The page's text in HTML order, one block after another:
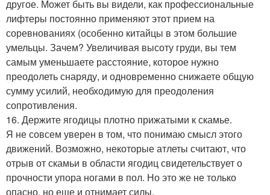
другое. Может быть вы видели, как профессиональные
лифтеры постоянно применяют этот прием на
соревнованиях (особенно китайцы в этом большие
умельцы. Зачем? Увеличивая высоту груди, вы тем
самым уменьшаете расстояние, которое нужно
преодолеть снаряду, и одновременно снижаете общую
сумму усилий, необходимую для преодоления
сопротивления.
16. Держите ягодицы плотно прижатыми к скамье.
Я не совсем уверен в том, что понимаю смысл этого
движений. Возможно, некоторые атлеты считают, что
отрыв от скамьи в области ягодиц свидетельствует о
прочности упора ногами в пол. Но это же не только
опасно, но еще и отнимает силы.